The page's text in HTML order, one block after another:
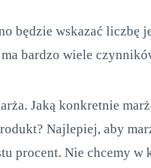
będzie wskazać liczbę
bardzo wiele
Jaką konkretnie
Najlepiej, aby
procent. Nie chcemy w